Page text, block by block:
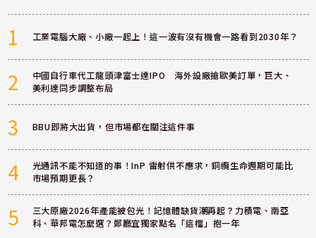
1 工業電腦大廠、小廠一起上！這一波有沒有機會一路看到2030年？
2
中國自行車代工龍頭津富士達IPO 海外設廠搶歐美訂單，巨大、
美利達同步調整布局
3 BBU即將大出貨，但市場都在關注這件事
4
光通訊不能不知道的事！InP 雷射供不應求，銅纜生命週期可能比
市場預期更長？
5
三大原廠2026年產能被包光！記憶體缺貨潮再起？力積電、南亞
科、華邦電怎麼選？鄭廳宜獨家點名「這檔」抱一年